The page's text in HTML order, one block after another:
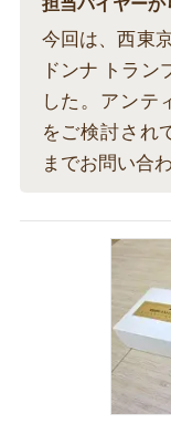
担当バイヤーか
今回は、西東
ドンナ トラン
した。アンテ
をご検討され
までお問い合